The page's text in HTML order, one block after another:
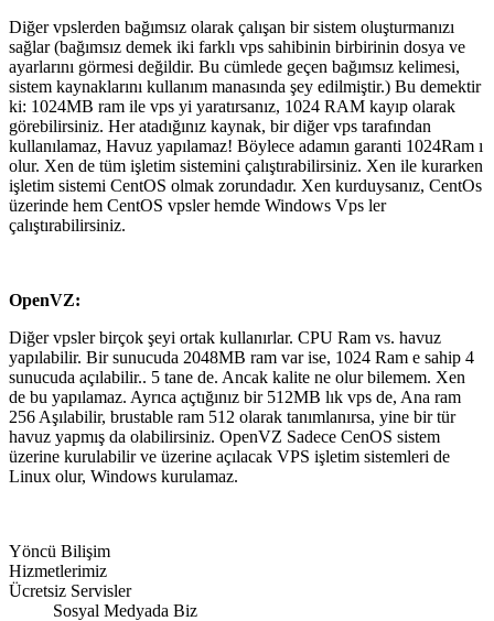
Diğer vpslerden bağımsız olarak çalışan bir sistem oluşturmanızı
sağlar (bağımsız demek iki farklı vps sahibinin birbirinin dosya ve
ayarlarını görmesi değildir. Bu cümlede geçen bağımsız kelimesi,
sistem kaynaklarını kullanım manasında şey edilmiştir.) Bu demektir
ki: 1024MB ram ile vps yi yaratırsanız, 1024 RAM kayıp olarak
görebilirsiniz. Her atadığınız kaynak, bir diğer vps tarafından
kullanılamaz, Havuz yapılamaz! Böylece adamın garanti 1024Ram ı
olur. Xen de tüm işletim sistemini çalıştırabilirsiniz. Xen ile kurarken
işletim sistemi CentOS olmak zorundadır. Xen kurduysanız, CentOs
üzerinde hem CentOS vpsler hemde Windows Vps ler
çalıştırabilirsiniz.
OpenVZ:
Diğer vpsler birçok şeyi ortak kullanırlar. CPU Ram vs. havuz
yapılabilir. Bir sunucuda 2048MB ram var ise, 1024 Ram e sahip 4
sunucuda açılabilir.. 5 tane de. Ancak kalite ne olur bilemem. Xen
de bu yapılamaz. Ayrıca açtığınız bir 512MB lık vps de, Ana ram
256 Aşılabilir, brustable ram 512 olarak tanımlanırsa, yine bir tür
havuz yapmış da olabilirsiniz. OpenVZ Sadece CenOS sistem
üzerine kurulabilir ve üzerine açılacak VPS işletim sistemleri de
Linux olur, Windows kurulamaz.
Yöncü Bilişim
Hizmetlerimiz
Ücretsiz Servisler
Sosyal Medyada Biz